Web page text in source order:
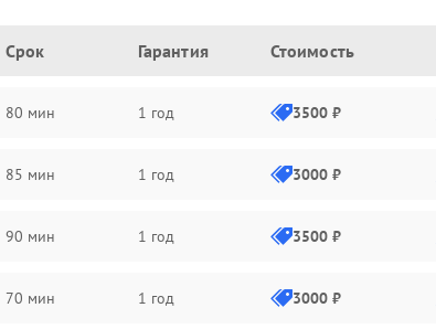
Срок Гарантия Стоимость
80 мин 1 год 3500 ₽
85 мин 1 год 3000 ₽
90 мин 1 год 3500 ₽
70 мин 1 год 3000 ₽